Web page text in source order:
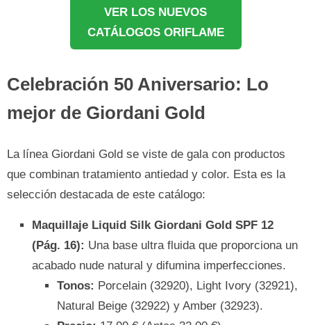
VER LOS NUEVOS
CATÁLOGOS ORIFLAME
Celebración 50 Aniversario: Lo
mejor de Giordani Gold
La línea Giordani Gold se viste de gala con productos
que combinan tratamiento antiedad y color. Esta es la
selección destacada de este catálogo:
Maquillaje Liquid Silk Giordani Gold SPF 12
(Pág. 16): Una base ultra fluida que proporciona un
acabado nude natural y difumina imperfecciones.
Tonos: Porcelain (32920), Light Ivory (32921),
Natural Beige (32922) y Amber (32923).